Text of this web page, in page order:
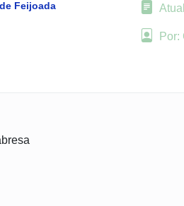
Feijoada
Por: